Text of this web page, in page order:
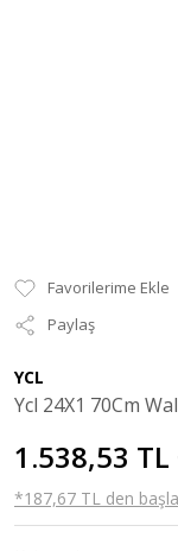
Paylaş
YCL
Ycl 24X1 70Cm
1.538,53 TL
*187,67 TL den